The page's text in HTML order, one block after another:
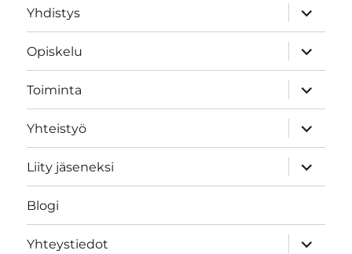
Yhdistys
expand
child
menu
Opiskelu
expand
child
menu
Toiminta
expand
child
menu
Yhteistyö
expand
child
menu
Liity jäseneksi
expand
child
menu
Blogi
Yhteystiedot
expand